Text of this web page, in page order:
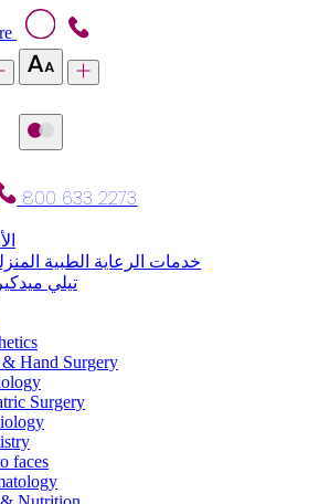
800 633 2273
خدمات الرعاية الطبية
تيلي ميدكير
Hand Surgery
Surgery
faces